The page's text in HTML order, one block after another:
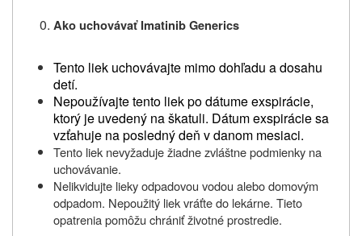
Ako uchovávať Imatinib Generics
Tento liek uchovávajte mimo dohľadu a dosahu
detí.
Nepoužívajte tento liek po dátume exspirácie,
ktorý je uvedený na škatuli. Dátum exspirácie sa
vzťahuje na posledný deň v danom mesiaci.
Tento liek nevyžaduje žiadne zvláštne podmienky na
uchovávanie.
Nelikvidujte lieky odpadovou vodou alebo domovým
odpadom. Nepoužitý liek vráťte do lekárne. Tieto
opatrenia pomôžu chrániť životné prostredie.